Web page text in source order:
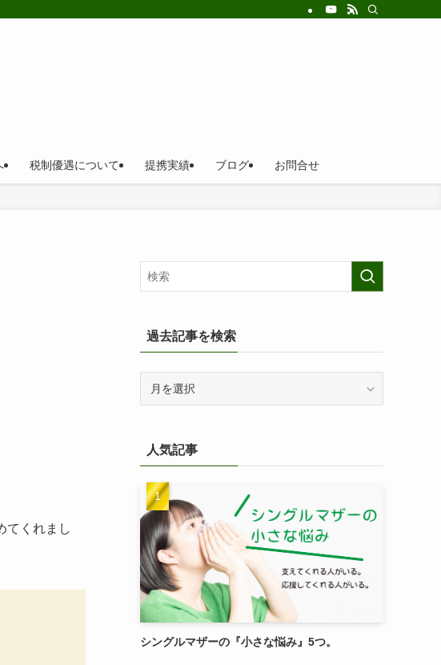
税制優遇について 提携実績 ブログ お問合せ
てくれまし
過去記事を検索
を
検
索
人気記事
シングルマザーの『小さな悩み』5つ。